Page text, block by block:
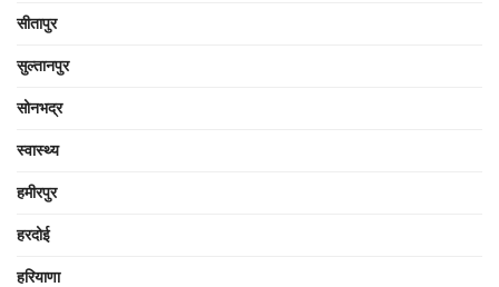
सीतापुर
सुल्तानपुर
सोनभद्र
स्वास्थ्य
हमीरपुर
हरदोई
हरियाणा